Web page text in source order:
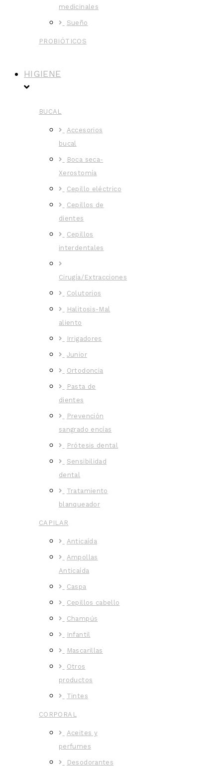
medicinales
Sueño
PROBIÓTICOS
HIGIENE
BUCAL
Accesorios
bucal
Boca seca-
Xerostomía
Cepillo eléctrico
Cepillos de
dientes
Cepillos
interdentales
Cirugía/Extracciones
Colutorios
Halitosis-Mal
aliento
Irrigadores
Junior
Ortodoncia
Pasta de
dientes
Prevención
sangrado encías
Prótesis dental
Sensibilidad
dental
Tratamiento
blanqueador
CAPILAR
Anticaída
Ampollas
Anticaída
Caspa
Cepillos cabello
Champús
Infantil
Mascarillas
Otros
productos
Tintes
CORPORAL
Aceites y
perfumes
Desodorantes